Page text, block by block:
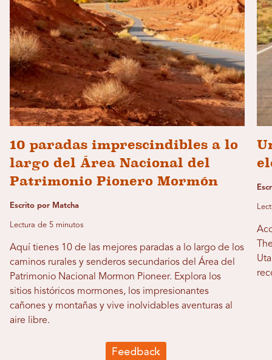
10 paradas imprescindibles a lo
largo del Área Nacional del
Patrimonio Pionero Mormón
Escrito por Matcha
Lectura de 5 minutos
Aquí tienes 10 de las mejores paradas a lo largo de los
caminos rurales y senderos secundarios del Área del
Patrimonio Nacional Mormon Pioneer. Explora los
sitios históricos mormones, los impresionantes
cañones y montañas y vive inolvidables aventuras al
aire libre.